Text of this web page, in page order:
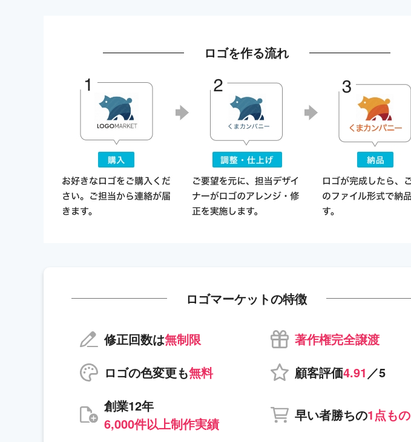
ロゴを作る流れ
ロゴマーケットの特徴
修正回数は無制限
著作権完全譲渡
ロゴの色変更も無料 顧客評価4.91 ／5
創業12年
6,000件以上制作実績
早い者勝ちの1点もの